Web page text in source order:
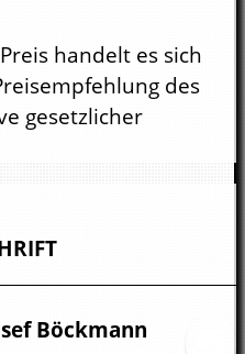
handelt es sich
des
gesetzlicher
Böckmann